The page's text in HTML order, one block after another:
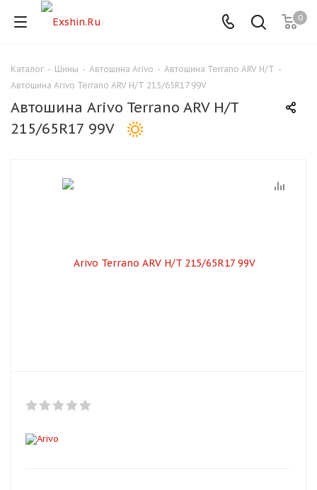
0
Каталог - Шины - Автошина Arivo - Автошина Terrano ARV H/T -
Автошина Arivo Terrano ARV H/T 215/65R17 99V
Автошина Arivo Terrano ARV H/T
215/65R17 99V
Для клиентов всех банков
Разбейте
оплатуна части
Оплачивайте сегодня только